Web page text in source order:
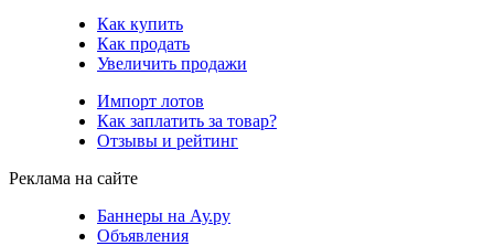
Как купить
Как продать
Увеличить продажи
Импорт лотов
Как заплатить за товар?
Отзывы и рейтинг
Реклама на сайте
Баннеры на Ау.ру
Объявления